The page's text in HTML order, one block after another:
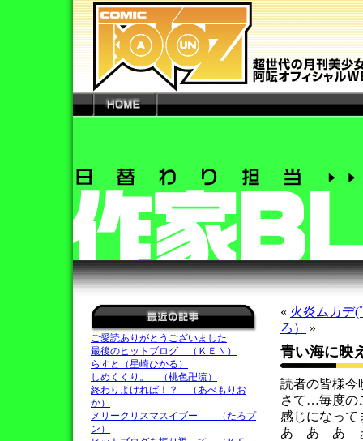
ご愛読ありがとうございました
最後のヒットブログ （ＫＥＮ）
らすと（星崎ひかる）
しめくくり。 （桃色卍流）
終わりよければ！？ （あべもりお
か）
メリークリスマスイブー （たろプ
ン）
« 火炎ムカ
ろ）
»
青い海に映
読者の皆様今
さて…毎度の
感じになって
あ あ あ ぁ